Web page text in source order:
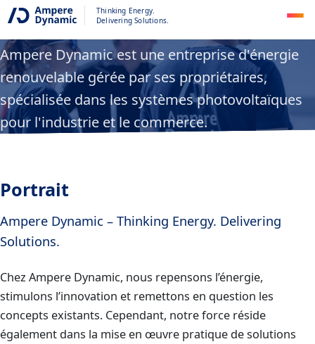
Thinking Energy.
Delivering Solutions.
Portrait
Ampere Dynamic est une entreprise d'énergie
renouvelable gérée par ses propriétaires,
spécialisée dans les systèmes photovoltaïques
pour l'industrie et le commerce.
Portrait
Ampere Dynamic – Thinking Energy. Delivering
Solutions.
Chez Ampere Dynamic, nous repensons l’énergie,
stimulons l’innovation et remettons en question les
concepts existants. Cependant, notre force réside
également dans la mise en œuvre pratique de solutions